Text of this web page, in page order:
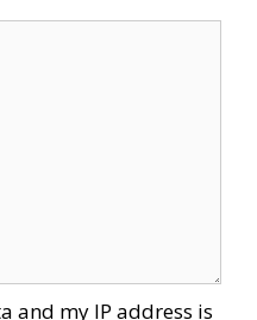
and my IP address is